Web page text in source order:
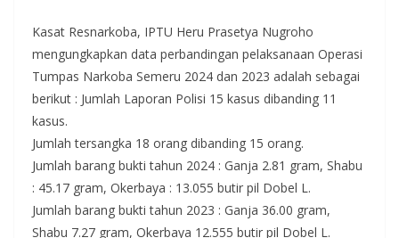
Kasat Resnarkoba, IPTU Heru Prasetya Nugroho
mengungkapkan data perbandingan pelaksanaan Operasi
Tumpas Narkoba Semeru 2024 dan 2023 adalah sebagai
berikut : Jumlah Laporan Polisi 15 kasus dibanding 11
kasus.
Jumlah tersangka 18 orang dibanding 15 orang.
Jumlah barang bukti tahun 2024 : Ganja 2.81 gram, Shabu
: 45.17 gram, Okerbaya : 13.055 butir pil Dobel L.
Jumlah barang bukti tahun 2023 : Ganja 36.00 gram,
Shabu 7.27 gram, Okerbaya 12.555 butir pil Dobel L.